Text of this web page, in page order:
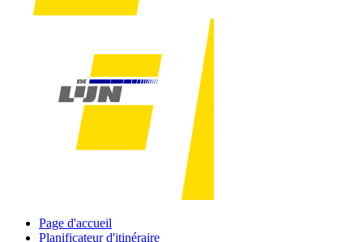
Page d'accueil
Planificateur d'itinéraire